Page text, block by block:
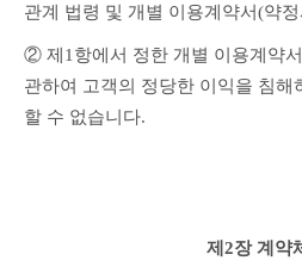
관계 법령 및 개별 이용계약서(약
② 제1항에서 정한 개별 이용계약
관하여 고객의 정당한 이익을 침해
할 수 없습니다.
제2장 계약